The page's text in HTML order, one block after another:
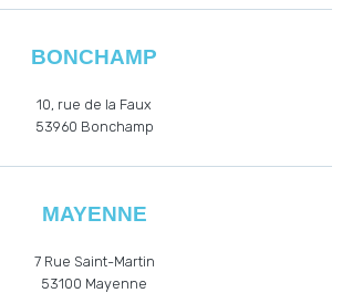
BONCHAMP
10, rue de la Faux
53960 Bonchamp
MAYENNE
7 Rue Saint-Martin
53100 Mayenne